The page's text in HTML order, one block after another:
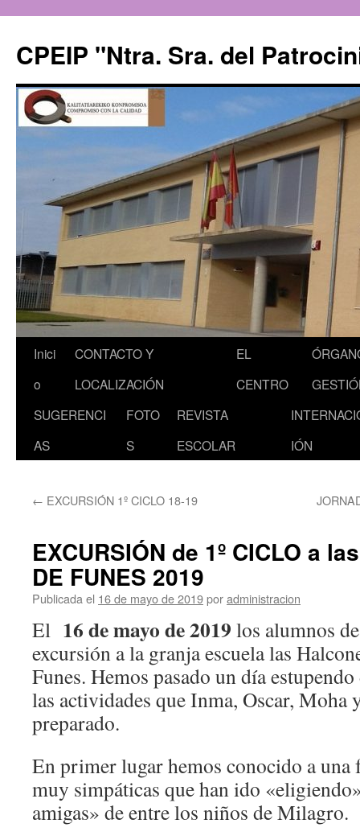
CPEIP "Ntra. Sra. del
Saltar
contenido
Inici
o
CONTACTO Y
LOCALIZACIÓN
EL
CENTRO
SUGERENCI
AS
FOTO
S
REVISTA
ESCOLAR
IÓN
← EXCURSIÓN 1º CICLO 18-19
EXCURSIÓN de 1º CICLO a
DE FUNES 2019
Publicada el 16 de mayo de 2019poradministracion
El 16 de mayo de 2019 los alumnos
excursión a la granja escuela las
Funes. Hemos pasado un día
las actividades que Inma, Oscar, Moha
preparado.
En primer lugar hemos conocido a una
muy simpáticas que han ido
amigas» de entre los niños de Milagro.